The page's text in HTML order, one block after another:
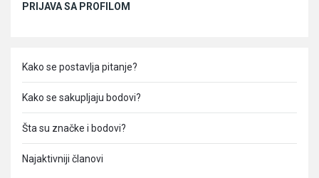
PRIJAVA SA PROFILOM
Kako se postavlja pitanje?
Kako se sakupljaju bodovi?
Šta su značke i bodovi?
Najaktivniji članovi